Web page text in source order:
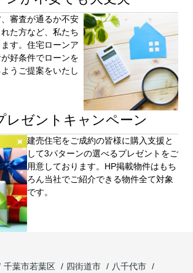
審査が通るか不安
た⽅など、私たち
す。住宅ローンア
好条件でローンを
うご提案をいたし
レゼントキャンペーン
建売住宅をご成約の皆様に購⼊⽀援と
して3パターンの選べるプレゼントをご
用意しております。HP掲載物件はもち
ろん当社でご紹介できる物件全て対象
です。
千葉市若葉区 四街道市
八千代市